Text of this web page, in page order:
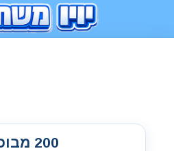
200 מבוכים